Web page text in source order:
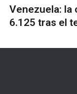
Venezuela: la
6.125 tras el